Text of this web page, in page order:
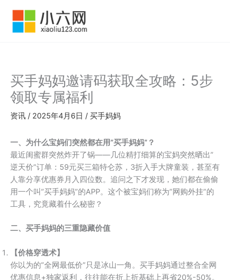
买手妈妈邀请码获取全攻略：5步
领取专属福利
资讯 / 2025年4月6日 / 买手妈妈
一、为什么宝妈们突然都在用”买手妈妈”？
最近闺蜜群突然炸开了锅——几位精打细算的宝妈突然晒出”
逆天价”订单：59元买三箱特仑苏，3折入手大牌童装，甚至有
人靠分享优惠券月入四位数。追问之下才发现，她们都在偷偷
用一个叫”买手妈妈”的APP。这个被宝妈们称为”网购外挂”的
工具，究竟藏着什么秘密？
二、买手妈妈的三重隐藏价值
【价格穿透术】
你以为的”全网最低价”只是冰山一角。买手妈妈通过整合全网
优惠信息+独家返利，往往能在折上折基础上再省20%-50%。